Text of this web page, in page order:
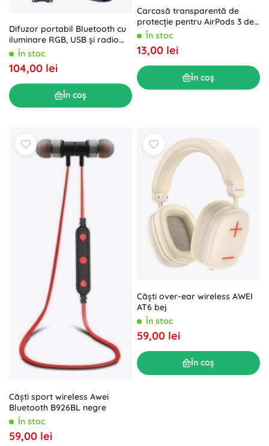
Difuzor portabil Bluetooth cu
iluminare RGB, USB și radio
FMÎn stoc
104,00 lei
În coș
Carcasă transparentă de
protecție pentru AirPods 3 de
la Baseus, seria Crystal
În stoc
13,00 lei
În coș
Căști sport wireless Awei
Bluetooth B926BL negre
În stoc
59,00 lei
Căști over-ear wireless AWEI
AT6 bej
În stoc
59,00 lei
În coș